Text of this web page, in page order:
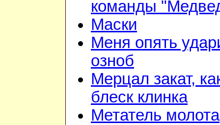
команды
Маски
Меня опять
озноб
Мерцал закат,
блеск клинка
Метатель молота